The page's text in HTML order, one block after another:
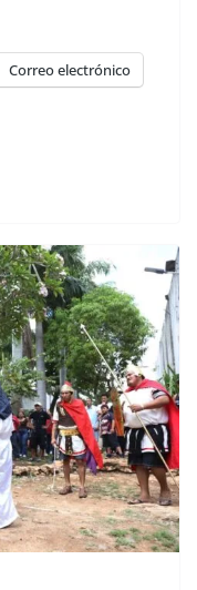
Correo electrónico